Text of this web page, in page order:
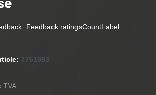
7761983
TVA